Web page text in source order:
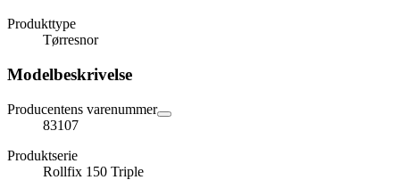
Produkttype
Tørresnor
Modelbeskrivelse
Producentens varenummer
83107
Produktserie
Rollfix 150 Triple